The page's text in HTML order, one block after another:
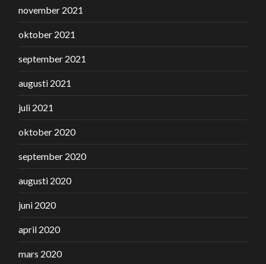
november 2021
oktober 2021
september 2021
augusti 2021
juli 2021
oktober 2020
september 2020
augusti 2020
juni 2020
april 2020
mars 2020